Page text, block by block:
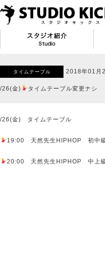
タイムテーブル 2018年01月
/26(金) タイムテーブル変更ナシ
/26(金) タイムテーブル
19:00 天然先生HIPHOP 初中
20:00 天然先生HIPHOP 中上